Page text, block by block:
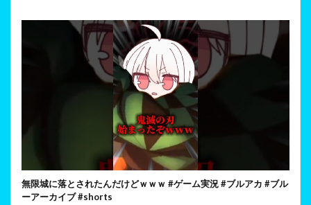
無限城に落とされたんだけどｗｗｗ #ゲーム実況 #ブルアカ #ブル
ーアーカイブ #shorts